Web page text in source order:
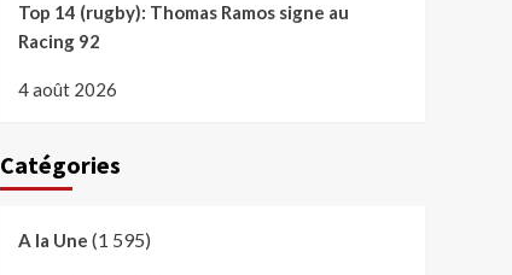
Top 14 (rugby): Thomas Ramos signe au
Racing 92
4 août 2026
Catégories
A la Une (1 595)